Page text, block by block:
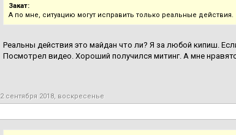
Закат:
А по мне, ситуацию могут исправить только реальные действия.
Реальны действия это майдан что ли? Я за любой кипиш.
Посмотрел видео. Хороший получился митинг. А мне
2 сентября 2018, воскресенье